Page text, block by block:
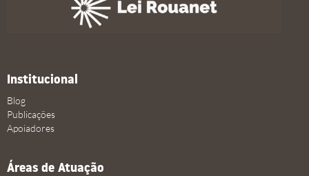
Institucional
Blog
Publicações
Apoiadores
Áreas de Atuação